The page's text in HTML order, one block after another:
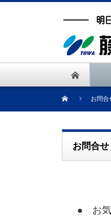
お問合
お問合せ
● お気